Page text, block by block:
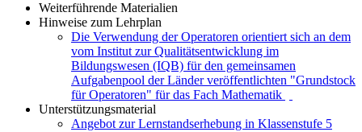
Weiterführende Materialien
Hinweise zum Lehrplan
Die Verwendung der Operatoren orientiert sich an dem
vom Institut zur Qualitätsentwicklung im
Bildungswesen (IQB) für den gemeinsamen
Aufgabenpool der Länder veröffentlichten "Grundstock
für Operatoren" für das Fach Mathematik
Unterstützungsmaterial
Angebot zur Lernstandserhebung in Klassenstufe 5